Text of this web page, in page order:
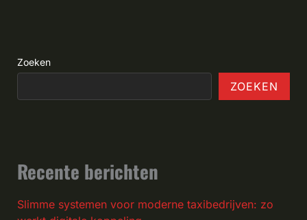
Zoeken
ZOEKEN
Recente berichten
Slimme systemen voor moderne taxibedrijven: zo